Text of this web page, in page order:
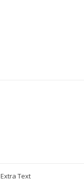
Extra Text